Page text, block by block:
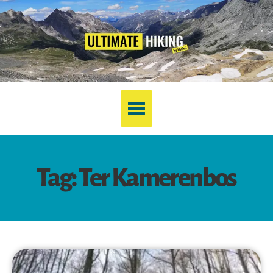
Tag: Ter Kamerenbos